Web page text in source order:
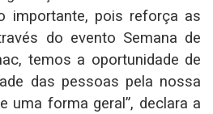
importante, pois reforça as
do evento Semana de
temos a oportunidade de
das pessoas pela nossa
uma forma geral”, declara a